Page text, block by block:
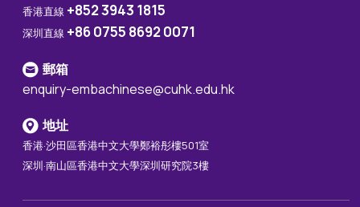
香港直線 +852 3943 1815
深圳直線 +86 0755 8692 0071
郵箱
enquiry-embachinese@cuhk.edu.hk
地址
香港·沙田區香港中文大學鄭裕彤樓501室
深圳·南山區香港中文大學深圳研究院3樓